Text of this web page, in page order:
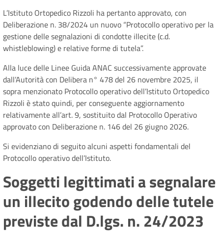
L’Istituto Ortopedico Rizzoli ha pertanto approvato, con
Deliberazione n. 38/2024 un nuovo “Protocollo operativo per la
gestione delle segnalazioni di condotte illecite (c.d.
whistleblowing) e relative forme di tutela”.
Alla luce delle Linee Guida ANAC successivamente approvate
dall’Autorità con Delibera n° 478 del 26 novembre 2025, il
sopra menzionato Protocollo operativo dell’Istituto Ortopedico
Rizzoli è stato quindi, per conseguente aggiornamento
relativamente all’art. 9, sostituito dal Protocollo Operativo
approvato con Deliberazione n. 146 del 26 giugno 2026.
Si evidenziano di seguito alcuni aspetti fondamentali del
Protocollo operativo dell’Istituto.
Soggetti legittimati a segnalare
un illecito godendo delle tutele
previste dal D.lgs. n. 24/2023